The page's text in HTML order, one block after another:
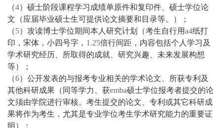
（4）硕士阶段课程学习成绩单原件和复印件、硕士学位论
文（应届毕业硕士生可提供论文摘要和目录等。）；
（5）攻读博士学位期间本人研究计划（考生自行用a4纸打
印，宋体，小四号字， 1.25倍行间距，内容包括个人学习及
学术研究经历、所取得的成就、研究兴趣、未来发展构想
等）；
（6）公开发表的与报考专业相关的学术论文、所获专利及
其他科研成果（同等学力、获emba硕士学位报考者提交的论
文须由学院进行审核。考生提交的论文、专利或其它科研成
果将作为考生，尤其是专业学位考生学术研究能力的重要证
明）；